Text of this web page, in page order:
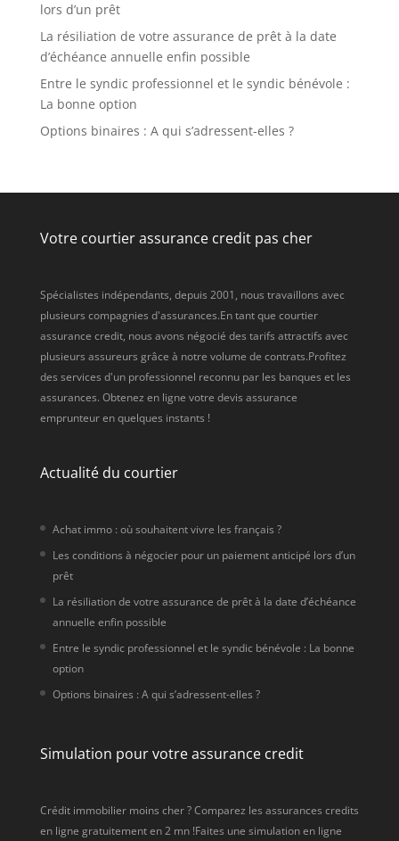
lors d’un prêt
La résiliation de votre assurance de prêt à la date
d’échéance annuelle enfin possible
Entre le syndic professionnel et le syndic bénévole :
La bonne option
Options binaires : A qui s’adressent-elles ?
Votre courtier assurance credit pas cher
Spécialistes indépendants, depuis 2001, nous travaillons avec
plusieurs compagnies d'assurances.En tant que courtier
assurance credit, nous avons négocié des tarifs attractifs avec
plusieurs assureurs grâce à notre volume de contrats.Profitez
des services d'un professionnel reconnu par les banques et les
assurances. Obtenez en ligne votre devis assurance
emprunteur en quelques instants !
Actualité du courtier
Achat immo : où souhaitent vivre les français ?
Les conditions à négocier pour un paiement anticipé lors d’un
prêt
La résiliation de votre assurance de prêt à la date d’échéance
annuelle enfin possible
Entre le syndic professionnel et le syndic bénévole : La bonne
option
Options binaires : A qui s’adressent-elles ?
Simulation pour votre assurance credit
Crédit immobilier moins cher ? Comparez les assurances credits
en ligne gratuitement en 2 mn !Faites une simulation en ligne